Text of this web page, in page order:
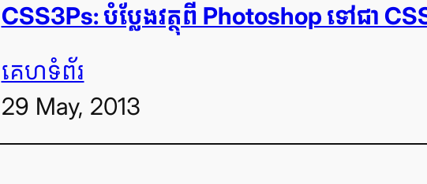
CSS3Ps: បំប្លែង​វត្ថុ​ពី Photoshop ទៅ​ជា
គេហទំព័រ
29 May, 2013